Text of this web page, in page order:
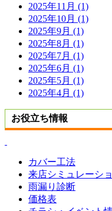
2025年11月 (1)
2025年10月 (1)
2025年9月 (1)
2025年8月 (1)
2025年7月 (1)
2025年6月 (1)
2025年5月 (1)
2025年4月 (1)
お役立ち情報
カバー工法
来店シミュレーシ
雨漏り診断
価格表